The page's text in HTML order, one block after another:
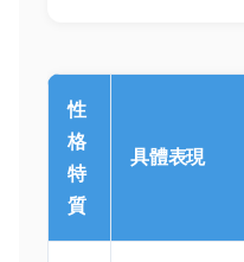
性
格
特
質
具體表現